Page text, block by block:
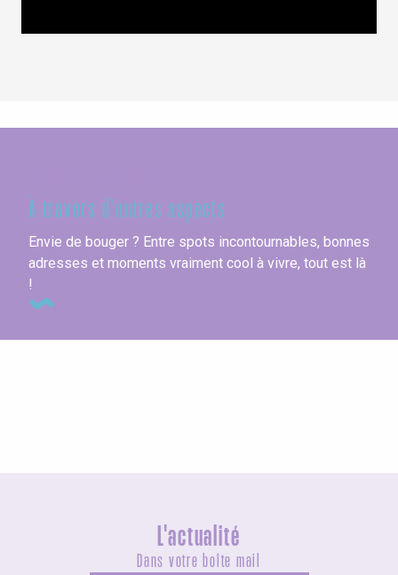
À travers d'autres aspects
Envie de bouger ? Entre spots incontournables, bonnes
adresses et moments vraiment cool à vivre, tout est là
!
L'actualité
Dans votre boîte mail